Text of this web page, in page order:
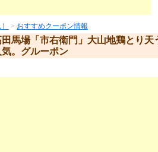
> おすすめクーポン情報
馬場「市右衛門」大山地鶏とり
。グルーポン